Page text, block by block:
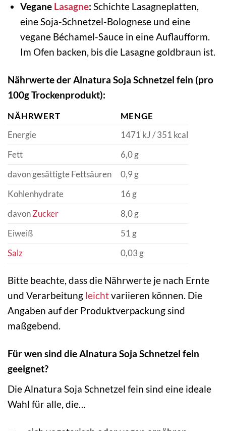
Vegane Lasagne: Schichte Lasagneplatten,
eine Soja-Schnetzel-Bolognese und eine
vegane Béchamel-Sauce in eine Auflaufform.
Im Ofen backen, bis die Lasagne goldbraun ist.
Nährwerte der Alnatura Soja Schnetzel fein (pro
100g Trockenprodukt):
NÄHRWERT
MENGE
Energie
1471 kJ / 351 kcal
Fett
6,0 g
davon gesättigte Fettsäuren
0,9 g
Kohlenhydrate
16 g
davonZucker
8,0 g
Eiweiß
51 g
Salz
0,03 g
Bitte beachte, dass die Nährwerte je nach Ernte
und Verarbeitung leichtvariieren können. Die
Angaben auf der Produktverpackung sind
maßgebend.
Für wen sind die Alnatura Soja Schnetzel fein
geeignet?
Die Alnatura Soja Schnetzel fein sind eine ideale
Wahl für alle, die…